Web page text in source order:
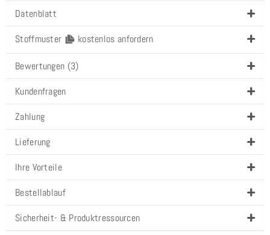
Datenblatt
Stoffmuster kostenlos anfordern
Bewertungen (3)
Kundenfragen
Zahlung
Lieferung
Ihre Vorteile
Bestellablauf
Sicherheit- & Produktressourcen